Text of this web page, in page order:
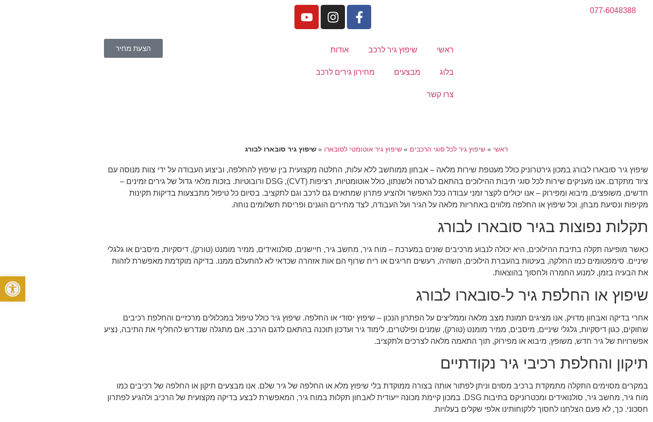
077-6048388
ראשי שיפוץ גיר לרכב אודות
בלוג מבצעים מחירון גירים לרכב
צרו קשר
הצעת מחיר
ראשי »שיפוץ גיר לכל סוגי הרכבים »שיפוץ גיר אוטומטי לסובארו »שיפוץ גיר סובארו לבורג
שיפוץ גיר סובארו לבורג במכון גירטרוניק כולל מעטפת שירות מלאה – אבחון ממוחשב ללא עלות, החלטה מקצועית בין שיפוץ להחלפה, וביצוע העבודה על ידי צוות מנוסה עם
ציוד מתקדם. אנו מעניקים שירות לכל סוגי תיבות ההילוכים בהתאם לגרסה ולשנתון, כולל אוטומטיות, רציפות (CVT), DSG ורובוטיות. בזכות מלאי גדול של גירים זמינים –
חדשים, משופצים, מיבוא ומפירוק – אנו יכולים לקצר זמני עבודה ככל האפשר ולהציע פתרון שמתאים גם לרכב וגם לתקציב. בסיום כל טיפול מתבצעות בדיקות תקינות
מקיפות ונסיעת מבחן, וכל שיפוץ או החלפה מלווים באחריות מלאה על הגיר ועל העבודה, לצד מחירים הוגנים ופריסת תשלומים נוחה.
תקלות נפוצות בגיר סובארו לבורג
כאשר מופיעה תקלה בתיבת ההילוכים, היא יכולה לנבוע מרכיבים שונים במערכת – מוח גיר, מחשב גיר, חיישנים, סולנואידים, ממיר מומנט (טורק), דיסקיות, מיסבים או גלגלי
שיניים. סימפטומים כמו החלקה, בעיטות בהעברת הילוכים, השהיה, רעשים חריגים או ריח שרוף הם אות אזהרה שכדאי לא להתעלם ממנו. בדיקה מוקדמת מאפשרת לזהות
את הבעיה בזמן, למנוע החמרה ולחסוך בהוצאות.
שיפוץ או החלפת גיר ל-סובארו לבורג
אחרי בדיקה ואבחון מדויק, אנו מציגים תמונת מצב מלאה וממליצים על הפתרון הנכון – שיפוץ יסודי או החלפה. שיפוץ גיר כולל טיפול במכלולים מרכזיים והחלפת רכיבים
שחוקים, כגון דיסקיות, גלגלי שיניים, מיסבים, ממיר מומנט (טורק), שמנים ופילטרים, לימוד גיר ועדכון תוכנה בהתאם לדגם הרכב. אם מתגלה שנדרש להחליף את התיבה, נציע
אפשרויות של גיר חדש, משופץ, מיבוא או מפירוק, תוך התאמה מלאה לצרכים ולתקציב.
תיקון והחלפת רכיבי גיר נקודתיים
במקרים מסוימים התקלה מתמקדת ברכיב מסוים וניתן לפתור אותה בצורה ממוקדת בלי שיפוץ מלא או החלפה של גיר שלם. אנו מבצעים תיקון או החלפה של רכיבים כמו
מוח גיר, מחשב גיר, סולנואידים ומכטרוניקס בתיבות DSG. במכון קיימת מכונה ייעודית לאבחון תקלות במוח גיר, המאפשרת לבצע בדיקה מקצועית של הרכיב ולהגיע לפתרון
חסכוני. כך, לא פעם הצלחנו לחסוך ללקוחותינו אלפי שקלים בעלויות.
פתח